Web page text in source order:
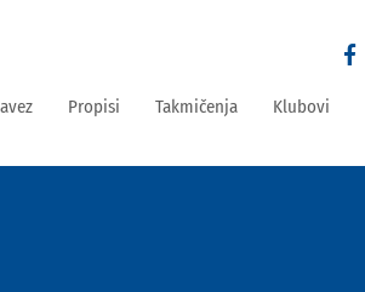
Propisi Takmičenja Klubovi